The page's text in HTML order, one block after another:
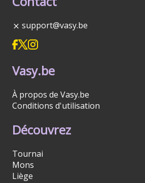
support@vasy.be
Vasy.be
À propos de Vasy.be
Conditions d'utilisation
Découvrez
Tournai
Mons
Liège